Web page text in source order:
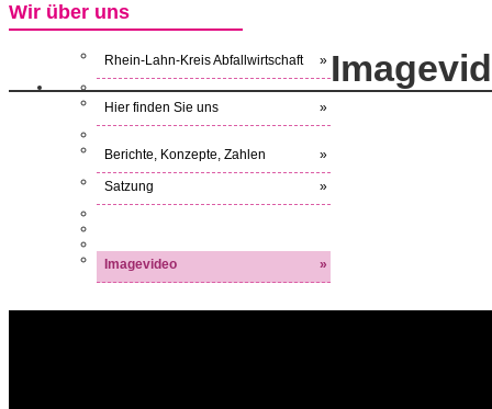
Wir über uns
Rhein-Lahn-Kreis Abfallwirtschaft »
Hier finden Sie uns »
Berichte, Konzepte, Zahlen »
Satzung »
Imagevideo »